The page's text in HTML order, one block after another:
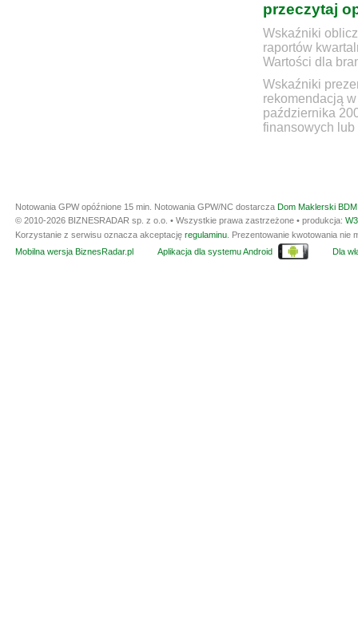
przeczytaj
Wskaźniki
raportów
Wartości dla
Wskaźniki
rekomendacją
października
finansowych lub
Notowania GPW opóźnione 15 min. Notowania GPW/NC dostarcza Dom Maklerski
© 2010-2026 BIZNESRADAR sp. z o.o. • Wszystkie prawa zastrzeżone • produkcja:
Korzystanie z serwisu oznacza akceptację regulaminu . Prezentowanie kwotowania
Mobilna wersja BiznesRadar.pl
Aplikacja dla systemu Android Dla